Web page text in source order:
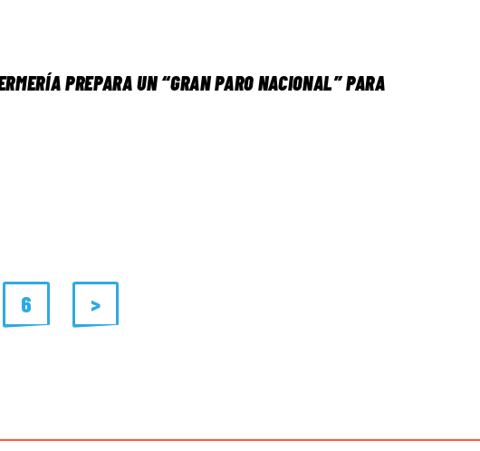
PREPARA UN “GRAN PARO NACIONAL” PARA
6 >